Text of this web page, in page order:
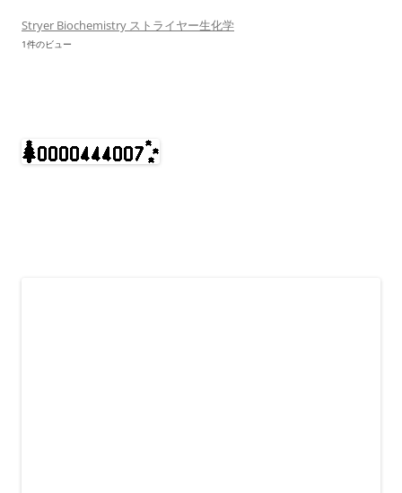
Stryer Biochemistry ストライヤー生化学
1件のビュー